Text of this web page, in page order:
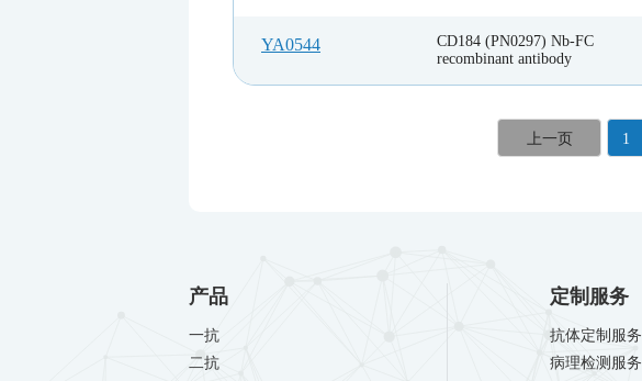
YA0544
CD184 (PN0297) Nb-FC
recombinant antibody
1
产品
一抗
二抗
定制服务
抗体定制服务
病理检测服务